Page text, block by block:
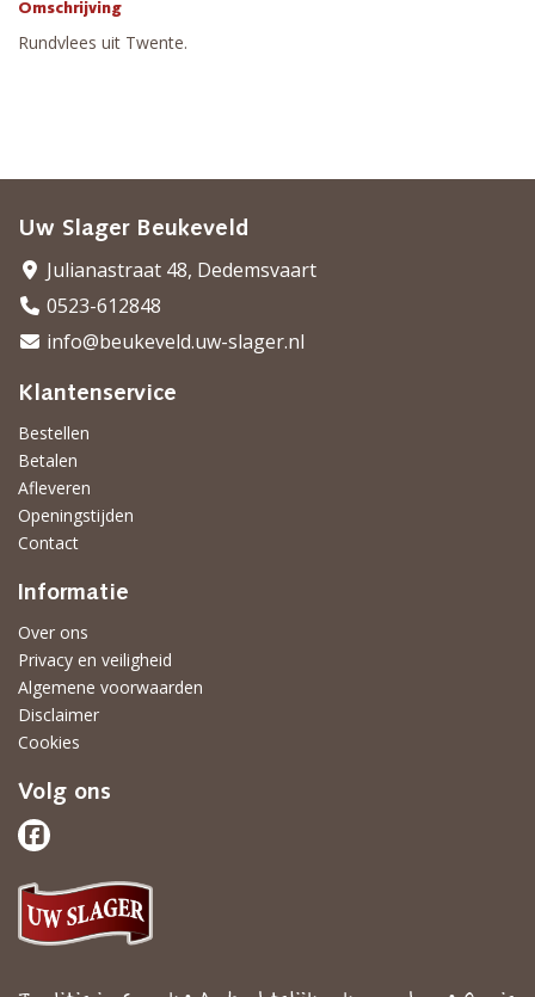
Omschrijving
Rundvlees uit Twente.
Uw Slager Beukeveld
Julianastraat 48, Dedemsvaart
0523-612848
info@beukeveld.uw-slager.nl
Klantenservice
Bestellen
Betalen
Afleveren
Openingstijden
Contact
Informatie
Over ons
Privacy en veiligheid
Algemene voorwaarden
Disclaimer
Cookies
Volg ons